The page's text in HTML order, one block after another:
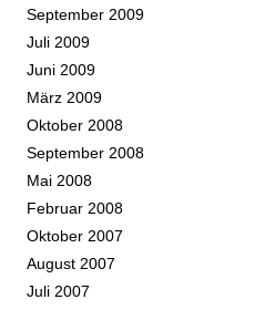
September 2009
Juli 2009
Juni 2009
März 2009
Oktober 2008
September 2008
Mai 2008
Februar 2008
Oktober 2007
August 2007
Juli 2007